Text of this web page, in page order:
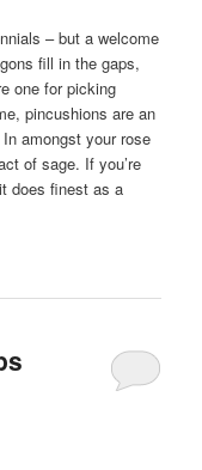
– but a welcome
fill in the gaps,
one for picking
pincushions are an
amongst your rose
of sage. If you’re
does finest as a